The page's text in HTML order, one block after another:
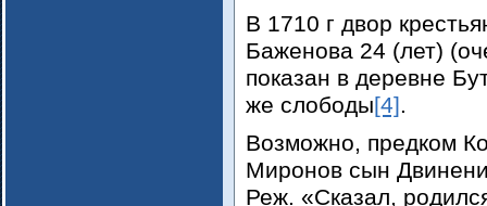
В 1710 г двор
Баженова 24 (лет)
показан в деревне
же слободы[4].
Возможно, предком
Миронов сын
Реж. «Сказал,